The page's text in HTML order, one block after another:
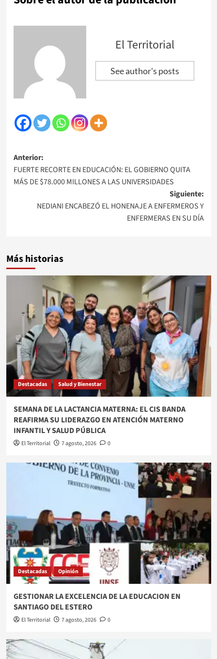
El Territorial
See author's posts
Navegación
de
entradas
Anterior:
FUERTE RECORTE EN EDUCACIÓN: EL GOBIERNO QUITA
MÁS DE $78.000 MILLONES A LAS UNIVERSIDADES
Siguiente:
NEDIANI ENCABEZÓ EL HONENAJE A ENFERMEROS Y
ENFERMERAS EN SU DÍA
Más historias
Destacadas Salud y Bienestar
SEMANA DE LA LACTANCIA MATERNA: EL CIS BANDA
REAFIRMA SU LIDERAZGO EN ATENCIÓN MATERNO
INFANTIL Y SALUD PÚBLICA
El Territorial 7 agosto, 2026 0
Destacadas Opinión
GESTIONAR LA EXCELENCIA DE LA EDUCACION EN
SANTIAGO DEL ESTERO
El Territorial 7 agosto, 2026 0